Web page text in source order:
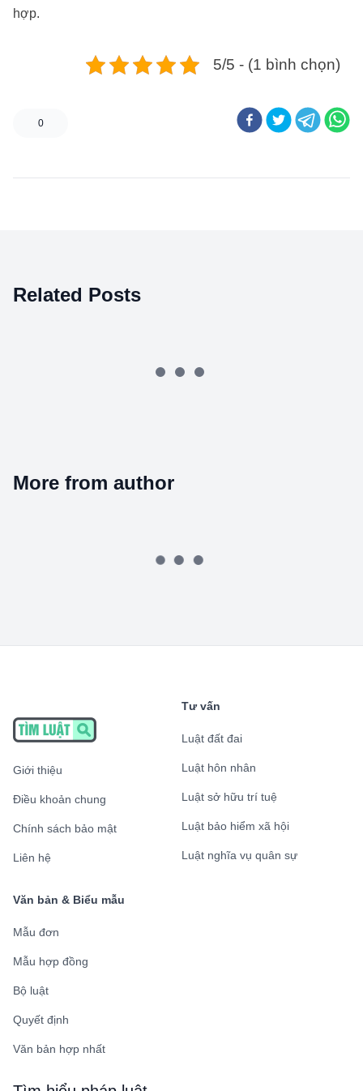
hợp.
5/5 - (1 bình chọn)
0
Related Posts
More from author
Giới thiệu
Điều khoản chung
Chính sách bảo mật
Liên hệ
Tư vấn
Luật đất đai
Luật hôn nhân
Luật sở hữu trí tuệ
Luật bảo hiểm xã hội
Luật nghĩa vụ quân sự
Văn bản & Biểu mẫu
Mẫu đơn
Mẫu hợp đồng
Bộ luật
Quyết định
Văn bản hợp nhất